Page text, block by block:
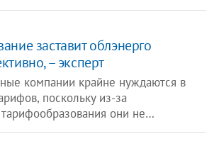
заставит облэнерго
– эксперт
компании крайне нуждаются в
поскольку из-за
они не…